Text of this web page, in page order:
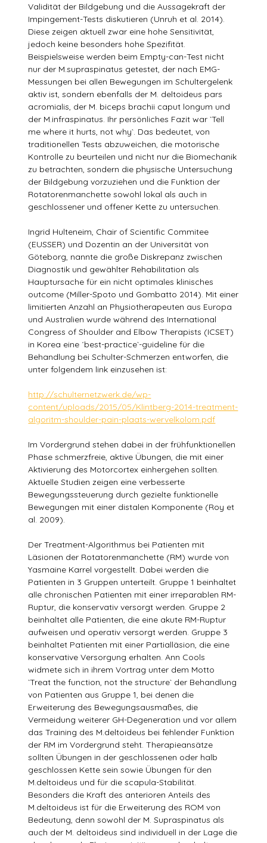
Validität der Bildgebung und die Aussagekraft der
Impingement-Tests diskutieren (Unruh et al. 2014).
Diese zeigen aktuell zwar eine hohe Sensitivität,
jedoch keine besonders hohe Spezifität.
Beispielsweise werden beim Empty-can-Test nicht
nur der M.supraspinatus getestet, der nach EMG-
Messungen bei allen Bewegungen im Schultergelenk
aktiv ist, sondern ebenfalls der M. deltoideus pars
acromialis, der M. biceps brachii caput longum und
der M.infraspinatus. Ihr persönliches Fazit war `Tell
me where it hurts, not why`. Das bedeutet, von
traditionellen Tests abzuweichen, die motorische
Kontrolle zu beurteilen und nicht nur die Biomechanik
zu betrachten, sondern die physische Untersuchung
der Bildgebung vorzuziehen und die Funktion der
Rotatorenmanchette sowohl lokal als auch in
geschlossener und offener Kette zu untersuchen.
Ingrid Hulteneim, Chair of Scientific Commitee
(EUSSER) und Dozentin an der Universität von
Göteborg, nannte die große Diskrepanz zwischen
Diagnostik und gewählter Rehabilitation als
Hauptursache für ein nicht optimales klinisches
outcome (Miller-Spoto und Gombatto 2014). Mit einer
limitierten Anzahl an Physiotherapeuten aus Europa
und Australien wurde während des International
Congress of Shoulder and Elbow Therapists (ICSET)
in Korea eine ´best-practice`-guideline für die
Behandlung bei Schulter-Schmerzen entworfen, die
unter folgendem link einzusehen ist:
http://schulternetzwerk.de/wp-
content/uploads/2015/05/Klintberg-2014-treatment-
algoritm-shoulder-pain-plaats-wervelkolom.pdf
Im Vordergrund stehen dabei in der frühfunktionellen
Phase schmerzfreie, aktive Übungen, die mit einer
Aktivierung des Motorcortex einhergehen sollten.
Aktuelle Studien zeigen eine verbesserte
Bewegungssteuerung durch gezielte funktionelle
Bewegungen mit einer distalen Komponente (Roy et
al. 2009).
Der Treatment-Algorithmus bei Patienten mit
Läsionen der Rotatorenmanchette (RM) wurde von
Yasmaine Karrel vorgestellt. Dabei werden die
Patienten in 3 Gruppen unterteilt. Gruppe 1 beinhaltet
alle chronischen Patienten mit einer irreparablen RM-
Ruptur, die konservativ versorgt werden. Gruppe 2
beinhaltet alle Patienten, die eine akute RM-Ruptur
aufweisen und operativ versorgt werden. Gruppe 3
beinhaltet Patienten mit einer Partialläsion, die eine
konservative Versorgung erhalten. Ann Cools
widmete sich in ihrem Vortrag unter dem Motto
`Treat the function, not the structure` der Behandlung
von Patienten aus Gruppe 1, bei denen die
Erweiterung des Bewegungsausmaßes, die
Vermeidung weiterer GH-Degeneration und vor allem
das Training des M.deltoideus bei fehlender Funktion
der RM im Vordergrund steht. Therapieansätze
sollten Übungen in der geschlossenen oder halb
geschlossen Kette sein sowie Übungen für den
M.deltoideus und für die scapula-Stabilität.
Besonders die Kraft des anterioren Anteils des
M.deltoideus ist für die Erweiterung des ROM von
Bedeutung, denn sowohl der M. Supraspinatus als
auch der M. deltoideus sind individuell in der Lage die